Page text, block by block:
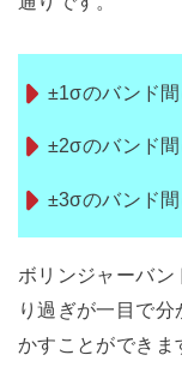
±1σのバンド
±2σのバンド
±3σのバンド
ボリンジャーバ
り過ぎが一目で
かすことができま